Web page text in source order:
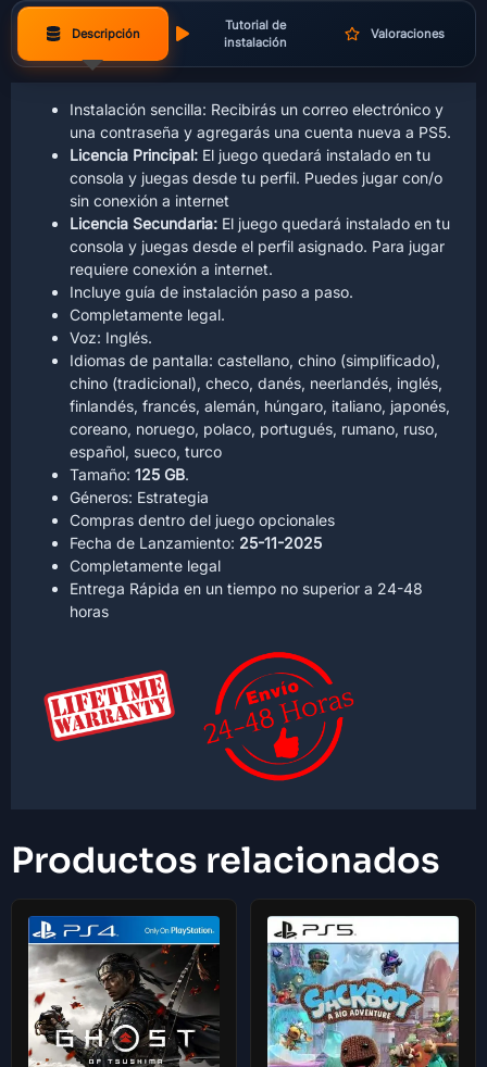
Descripción
Tutorial de
instalación
Valoraciones
Instalación sencilla: Recibirás un correo electrónico y
una contraseña y agregarás una cuenta nueva a PS5.
Licencia Principal: El juego quedará instalado en tu
consola y juegas desde tu perfil. Puedes jugar con/o
sin conexión a internet
Licencia Secundaria: El juego quedará instalado en tu
consola y juegas desde el perfil asignado. Para jugar
requiere conexión a internet.
Incluye guía de instalación paso a paso.
Completamente legal.
Voz: Inglés.
Idiomas de pantalla: castellano, chino (simplificado),
chino (tradicional), checo, danés, neerlandés, inglés,
finlandés, francés, alemán, húngaro, italiano, japonés,
coreano, noruego, polaco, portugués, rumano, ruso,
español, sueco, turco
Tamaño: 125 GB.
Géneros: Estrategia
Compras dentro del juego opcionales
Fecha de Lanzamiento: 25-11-2025
Completamente legal
Entrega Rápida en un tiempo no superior a 24-48
horas
Productos relacionados